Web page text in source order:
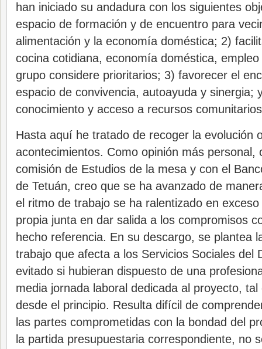
han iniciado su andadura con los siguientes
espacio de formación y de encuentro para
alimentación y la economía doméstica; 2)
cocina cotidiana, economía doméstica,
grupo considere prioritarios; 3) favorecer el
espacio de convivencia, autoayuda y sinergia;
conocimiento y acceso a recursos
Hasta aquí he tratado de recoger la evolución
acontecimientos. Como opinión más personal,
comisión de Estudios de la mesa y con el
de Tetuán, creo que se ha avanzado de
el ritmo de trabajo se ha ralentizado en
propia junta en dar salida a los compromisos
hecho referencia. En su descargo, se plantea
trabajo que afecta a los Servicios Sociales del
evitado si hubieran dispuesto de una
media jornada laboral dedicada al proyecto,
desde el principio. Resulta difícil de
las partes comprometidas con la bondad del
la partida presupuestaria correspondiente, no